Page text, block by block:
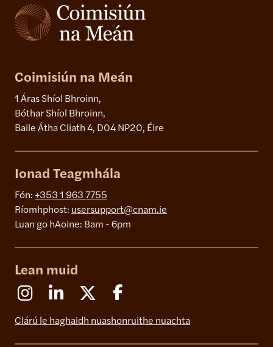
Coimisiún na Meán
1 Áras Shíol Bhroinn,
Bóthar Shíol Bhroinn,
Baile Átha Cliath 4, D04 NP20, Éire
Ionad Teagmhála
Fón: +353 1 963 7755
Ríomhphost: usersupport@cnam.ie
Luan go hAoine: 8am - 6pm
Lean muid
InstagramLinkedin X (Formerly Twitter)
Clárú le haghaidh nuashonruithe nuachta